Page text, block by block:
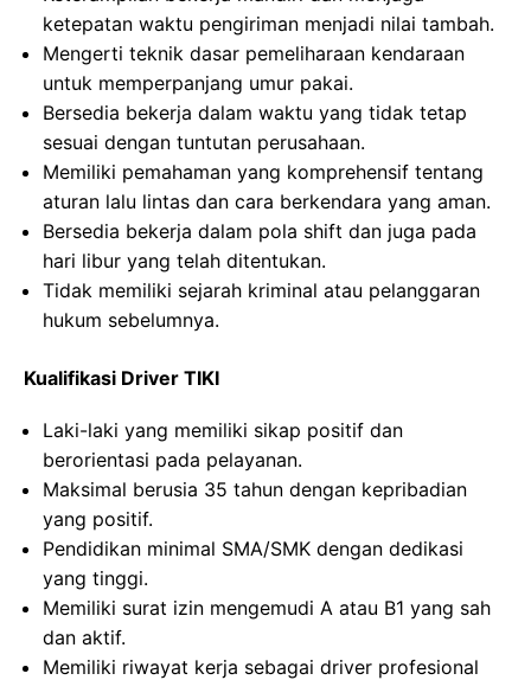
ketepatan waktu pengiriman menjadi nilai tambah.
Mengerti teknik dasar pemeliharaan kendaraan
untuk memperpanjang umur pakai.
Bersedia bekerja dalam waktu yang tidak tetap
sesuai dengan tuntutan perusahaan.
Memiliki pemahaman yang komprehensif tentang
aturan lalu lintas dan cara berkendara yang aman.
Bersedia bekerja dalam pola shift dan juga pada
hari libur yang telah ditentukan.
Tidak memiliki sejarah kriminal atau pelanggaran
hukum sebelumnya.
Kualifikasi Driver TIKI
Laki-laki yang memiliki sikap positif dan
berorientasi pada pelayanan.
Maksimal berusia 35 tahun dengan kepribadian
yang positif.
Pendidikan minimal SMA/SMK dengan dedikasi
yang tinggi.
Memiliki surat izin mengemudi A atau B1 yang sah
dan aktif.
Memiliki riwayat kerja sebagai driver profesional